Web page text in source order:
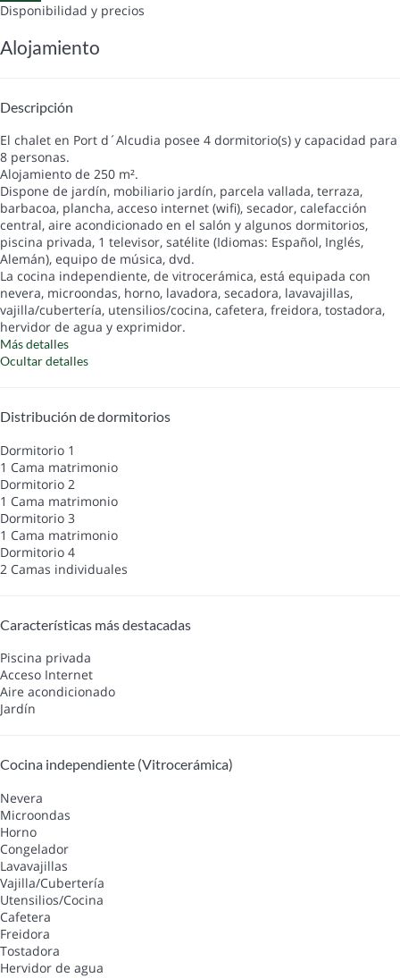
Disponibilidad y precios
Alojamiento
Descripción
El chalet en Port d´Alcudia posee 4 dormitorio(s) y capacidad para
8 personas.
Alojamiento de 250 m².
Dispone de jardín, mobiliario jardín, parcela vallada, terraza,
barbacoa, plancha, acceso internet (wifi), secador, calefacción
central, aire acondicionado en el salón y algunos dormitorios,
piscina privada, 1 televisor, satélite (Idiomas: Español, Inglés,
Alemán), equipo de música, dvd.
La cocina independiente, de vitrocerámica, está equipada con
nevera, microondas, horno, lavadora, secadora, lavavajillas,
vajilla/cubertería, utensilios/cocina, cafetera, freidora, tostadora,
hervidor de agua y exprimidor.
Más detalles
Ocultar detalles
Distribución de dormitorios
Dormitorio 1
1 Cama matrimonio
Dormitorio 2
1 Cama matrimonio
Dormitorio 3
1 Cama matrimonio
Dormitorio 4
2 Camas individuales
Características más destacadas
Piscina privada
Acceso Internet
Aire acondicionado
Jardín
Cocina independiente (Vitrocerámica)
Nevera
Microondas
Horno
Congelador
Lavavajillas
Vajilla/Cubertería
Utensilios/Cocina
Cafetera
Freidora
Tostadora
Hervidor de agua